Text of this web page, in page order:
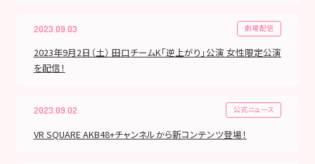
2023.09.03 劇場配信
2023年9月2日（土） 田口チームK「逆上がり」公演 女性限定公演
を配信！
2023.09.02 公式ニュース
VR SQUARE AKB48+チャンネルから新コンテンツ登場！